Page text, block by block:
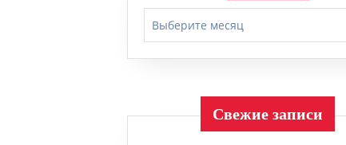
Свежие записи